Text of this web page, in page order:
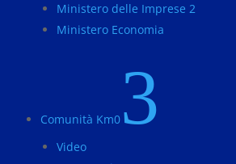
Ministero delle Imprese 2
Ministero Economia
Comunità Km0 3
Video